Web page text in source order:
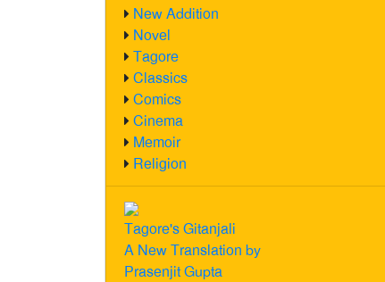
New Addition
Novel
Tagore
Classics
Comics
Cinema
Memoir
Religion
Tagore's Gitanjali
A New Translation by
Prasenjit Gupta